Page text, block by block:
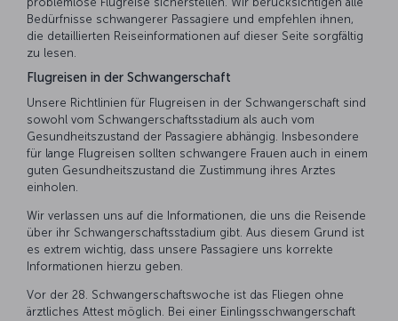
Bedürfnisse schwangerer Passagiere und empfehlen ihnen,
die detaillierten Reiseinformationen auf dieser Seite sorgfältig
zu lesen.
Flugreisen in der Schwangerschaft
Unsere Richtlinien für Flugreisen in der Schwangerschaft sind
sowohl vom Schwangerschaftsstadium als auch vom
Gesundheitszustand der Passagiere abhängig. Insbesondere
für lange Flugreisen sollten schwangere Frauen auch in einem
guten Gesundheitszustand die Zustimmung ihres Arztes
einholen.
Wir verlassen uns auf die Informationen, die uns die Reisende
über ihr Schwangerschaftsstadium gibt. Aus diesem Grund ist
es extrem wichtig, dass unsere Passagiere uns korrekte
Informationen hierzu geben.
Vor der 28. Schwangerschaftswoche ist das Fliegen ohne
ärztliches Attest möglich. Bei einer Einlingsschwangerschaft